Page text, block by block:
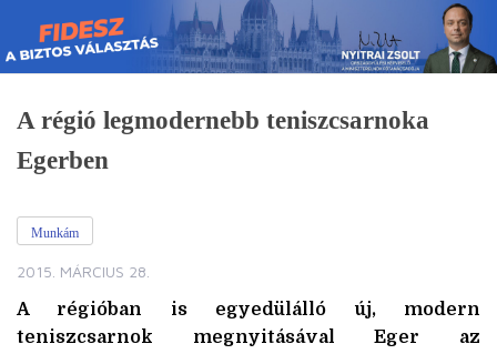
Skip
to
content
A régió legmodernebb teniszcsarnoka
Egerben
Munkám
2015. MÁRCIUS 28.
A régióban is egyedülálló új, modern
teniszcsarnok megnyitásával Eger az